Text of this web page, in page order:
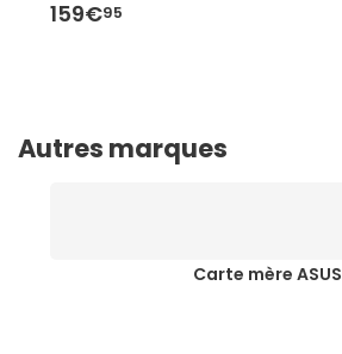
159€95
Autres marques
Carte mère ASUS